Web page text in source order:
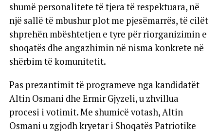
shumë personalitete të tjera të respektuara, në
një sallë të mbushur plot me pjesëmarrës, të cilët
shprehën mbështetjen e tyre për riorganizimin e
shoqatës dhe angazhimin në nisma konkrete në
shërbim të komunitetit.
Pas prezantimit të programeve nga kandidatët
Altin Osmani dhe Ermir Gjyzeli, u zhvillua
procesi i votimit. Me shumicë votash, Altin
Osmani u zgjodh kryetar i Shoqatës Patriotike